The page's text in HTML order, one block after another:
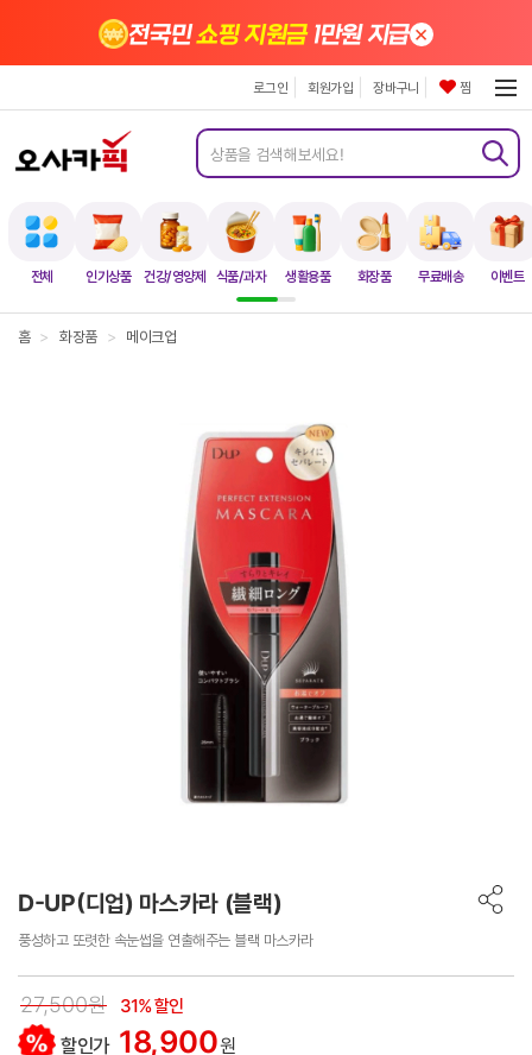
전체 인기상품 건강/영양제 식품/과자 생활용품 화장품 무료배송 이벤트
전국민쇼핑 지원금1만원 지급×
로그인 회원가입 장바구니 찜
홈 > 화장품 > 메이크업
D-UP(디업) 마스카라 (블랙)
풍성하고 또렷한 속눈썹을 연출해주는 블랙 마스카라
27,500원 31% 할인
할인가 18,900원